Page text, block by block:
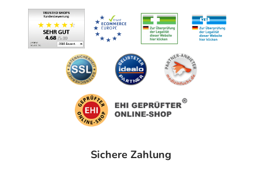
Sichere Zahlung